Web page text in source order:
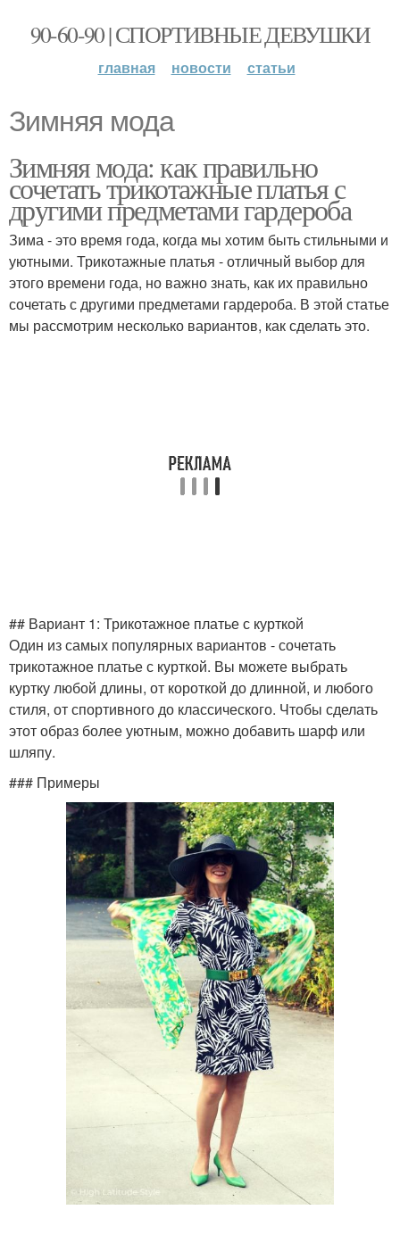
90-60-90 | СПОРТИВНЫЕ ДЕВУШКИ
главная новости статьи
Зимняя мода
Зимняя мода: как правильно
сочетать трикотажные платья с
другими предметами гардероба
Зима - это время года, когда мы хотим быть стильными и
уютными. Трикотажные платья - отличный выбор для
этого времени года, но важно знать, как их правильно
сочетать с другими предметами гардероба. В этой статье
мы рассмотрим несколько вариантов, как сделать это.
## Вариант 1: Трикотажное платье с курткой
Один из самых популярных вариантов - сочетать
трикотажное платье с курткой. Вы можете выбрать
куртку любой длины, от короткой до длинной, и любого
стиля, от спортивного до классического. Чтобы сделать
этот образ более уютным, можно добавить шарф или
шляпу.
### Примеры